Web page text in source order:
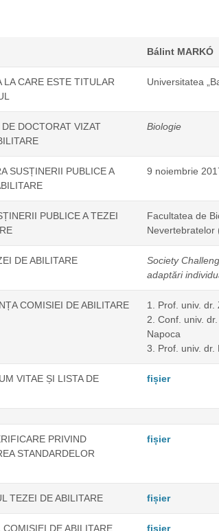
Bálint MARKÓ
LA CARE ESTE TITULAR
Universitatea
DOCTORAT VIZAT
Biologie
SUSȚINERII PUBLICE A
9 noiembrie
PUBLICE A TEZEI
Facultatea de
Nevertebratelor
DE ABILITARE Society
adaptări
COMISIEI DE ABILITARE
1. Prof. univ.
2. Conf. univ.
Napoca
3. Prof. univ. dr.
VITAE ȘI LISTA DE
fișier
PRIVIND
STANDARDELOR
fișier
TEZEI DE ABILITARE fișier
COMISIEI DE ABILITARE fișier